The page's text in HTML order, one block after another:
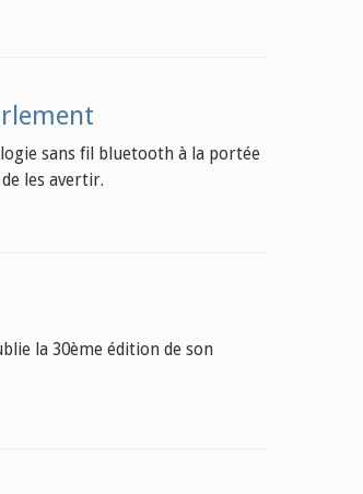
sans fil bluetooth à la portée
les avertir.
la 30ème édition de son